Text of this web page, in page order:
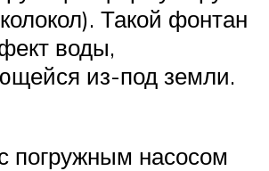
Такой фонтан
воды,
из-под земли.
погружным насосом